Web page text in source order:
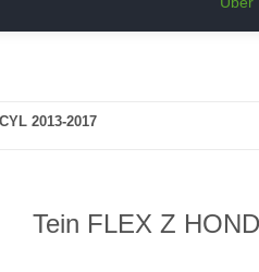
2013-2017
Tein FLEX Z